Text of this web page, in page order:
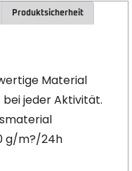
Produktsicherheit
Material
jeder Aktivität.
g/m?/24h